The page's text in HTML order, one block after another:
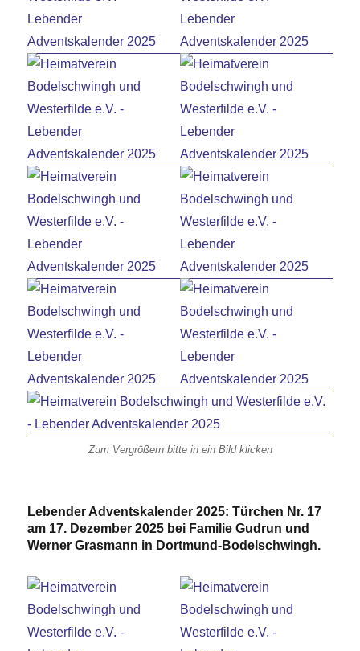
Zum Vergrößern bitte in ein Bild klicken
Lebender Adventskalender 2025: Türchen Nr. 17
am 17. Dezember 2025 bei Familie Gudrun und
Werner Grasmann in Dortmund-Bodelschwingh.